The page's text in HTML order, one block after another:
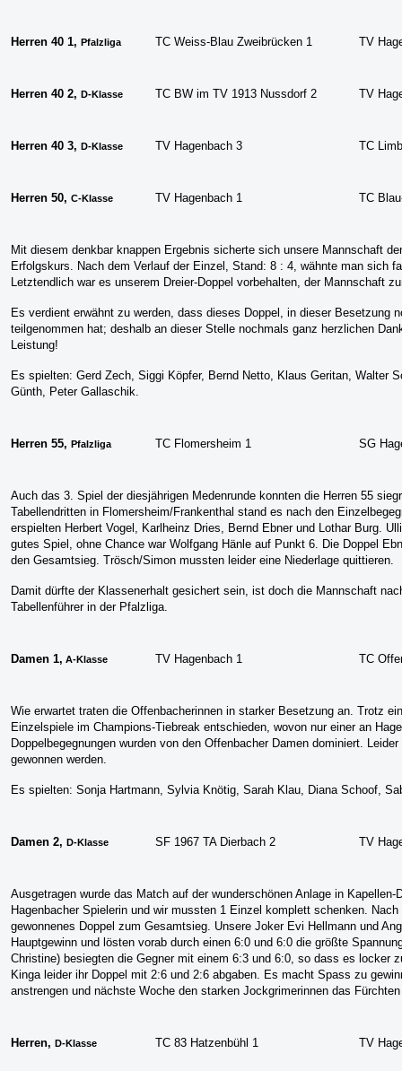
Herren 40 1, Pfalzliga TC Weiss-Blau Zweibrücken 1 TV
Herren 40 2, D-Klasse TC BW im TV 1913 Nussdorf 2 TV
Herren 40 3, D-Klasse TV Hagenbach 3 TC
Herren 50, C-Klasse TV Hagenbach 1 TC
Mit diesem denkbar knappen Ergebnis sicherte sich unsere Mannschaft
Erfolgskurs. Nach dem Verlauf der Einzel, Stand: 8 : 4, wähnte man sich
Letztendlich war es unserem Dreier-Doppel vorbehalten, der Mannschaft
Es verdient erwähnt zu werden, dass dieses Doppel, in dieser Besetzung
teilgenommen hat; deshalb an dieser Stelle nochmals ganz herzlichen
Leistung!
Es spielten: Gerd Zech, Siggi Köpfer, Bernd Netto, Klaus Geritan, Walter
Günth, Peter Gallaschik.
Herren 55, Pfalzliga TC Flomersheim 1 SG
Auch das 3. Spiel der diesjährigen Medenrunde konnten die Herren 55
Tabellendritten in Flomersheim/Frankenthal stand es nach den
erspielten Herbert Vogel, Karlheinz Dries, Bernd Ebner und Lothar Burg.
gutes Spiel, ohne Chance war Wolfgang Hänle auf Punkt 6. Die Doppel
den Gesamtsieg. Trösch/Simon mussten leider eine Niederlage quittieren.
Damit dürfte der Klassenerhalt gesichert sein, ist doch die Mannschaft
Tabellenführer in der Pfalzliga.
Damen 1, A-Klasse TV Hagenbach 1 TC
Wie erwartet traten die Offenbacherinnen in starker Besetzung an. Trotz
Einzelspiele im Champions-Tiebreak entschieden, wovon nur einer an
Doppelbegegnungen wurden von den Offenbacher Damen dominiert.
gewonnen werden.
Es spielten: Sonja Hartmann, Sylvia Knötig, Sarah Klau, Diana Schoof,
Damen 2, D-Klasse SF 1967 TA Dierbach 2 TV
Ausgetragen wurde das Match auf der wunderschönen Anlage in Kapellen-
Hagenbacher Spielerin und wir mussten 1 Einzel komplett schenken.
gewonnenes Doppel zum Gesamtsieg. Unsere Joker Evi Hellmann und
Hauptgewinn und lösten vorab durch einen 6:0 und 6:0 die größte
Christine) besiegten die Gegner mit einem 6:3 und 6:0, so dass es locker
Kinga leider ihr Doppel mit 2:6 und 2:6 abgaben. Es macht Spass zu
anstrengen und nächste Woche den starken Jockgrimerinnen das
Herren, D-Klasse TC 83 Hatzenbühl 1 TV